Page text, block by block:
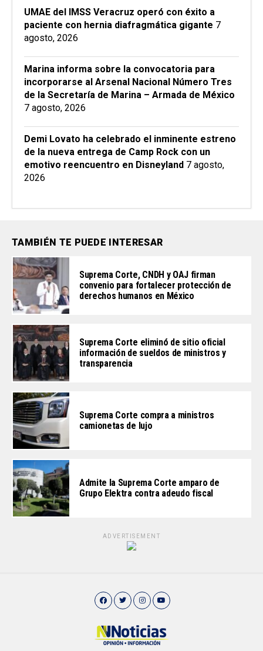
UMAE del IMSS Veracruz operó con éxito a
paciente con hernia diafragmática gigante 7
agosto, 2026
Marina informa sobre la convocatoria para
incorporarse al Arsenal Nacional Número Tres
de la Secretaría de Marina – Armada de México
7 agosto, 2026
Demi Lovato ha celebrado el inminente estreno
de la nueva entrega de Camp Rock con un
emotivo reencuentro en Disneyland 7 agosto,
2026
TAMBIÉN TE PUEDE INTERESAR
Suprema Corte, CNDH y OAJ firman
convenio para fortalecer protección de
derechos humanos en México
Suprema Corte eliminó de sitio oficial
información de sueldos de ministros y
transparencia
Suprema Corte compra a ministros
camionetas de lujo
Admite la Suprema Corte amparo de
Grupo Elektra contra adeudo fiscal
ADVERTISEMENT